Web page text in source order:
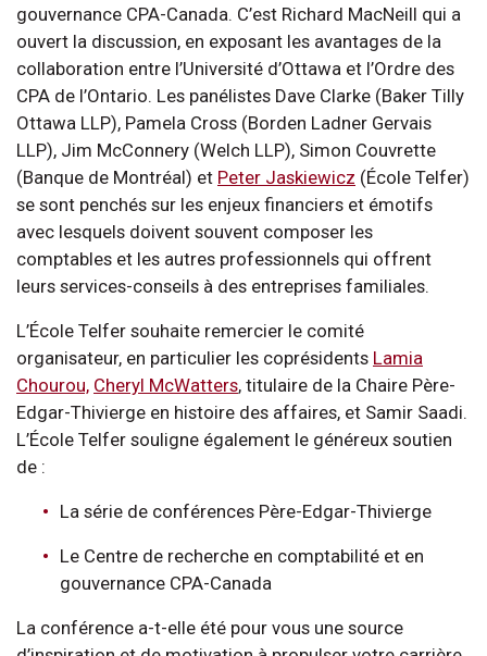
gouvernance CPA-Canada. C’est Richard MacNeill qui a
ouvert la discussion, en exposant les avantages de la
collaboration entre l’Université d’Ottawa et l’Ordre des
CPA de l’Ontario. Les panélistes Dave Clarke (Baker Tilly
Ottawa LLP), Pamela Cross (Borden Ladner Gervais
LLP), Jim McConnery (Welch LLP), Simon Couvrette
(Banque de Montréal) et Peter Jaskiewicz (École Telfer)
se sont penchés sur les enjeux financiers et émotifs
avec lesquels doivent souvent composer les
comptables et les autres professionnels qui offrent
leurs services-conseils à des entreprises familiales.
L’École Telfer souhaite remercier le comité
organisateur, en particulier les coprésidents Lamia
Chourou, Cheryl McWatters, titulaire de la Chaire Père-
Edgar-Thivierge en histoire des affaires, et Samir Saadi.
L’École Telfer souligne également le généreux soutien
de :
La série de conférences Père-Edgar-Thivierge
Le Centre de recherche en comptabilité et en
gouvernance CPA-Canada
La conférence a-t-elle été pour vous une source